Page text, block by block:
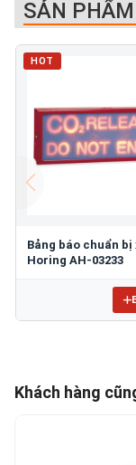
SẢN PHẨM
HOT
Bảng báo chuẩn bị
Horing AH-03233
Khách hàng